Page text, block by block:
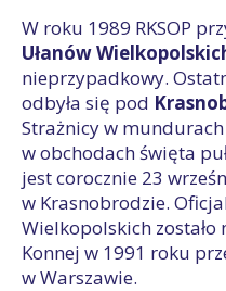
W roku 1989 RKSOP
Ułanów
nieprzypadkowy.
odbyła się pod
Strażnicy w
w obchodach święta
jest corocznie 23
w Krasnobrodzie.
Wielkopolskich zostało
Konnej w 1991 roku
w Warszawie.